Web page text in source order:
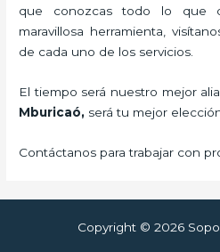
que conozcas todo lo que
maravillosa herramienta,
de cada uno de los servicios.
El tiempo será nuestro mejor
Mburicaó, será tu mejor
Contáctanos para trabajar con
Copyright © 2026